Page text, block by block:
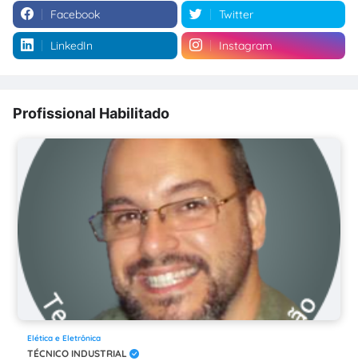
Facebook Twitter
LinkedIn Instagram
Profissional Habilitado
Elética e Eletrônica
TÉCNICO INDUSTRIAL